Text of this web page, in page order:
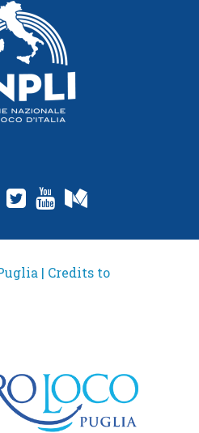
facebook-square
fab fa-instagram
fab fa-twitter-square
fab fa-youtube
| Credits to